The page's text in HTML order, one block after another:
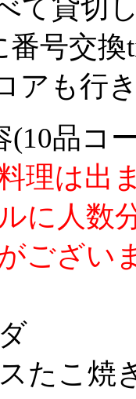
て貸切
番号交
アも行
(10品コ
理は出
に人数
ござい
たこ焼